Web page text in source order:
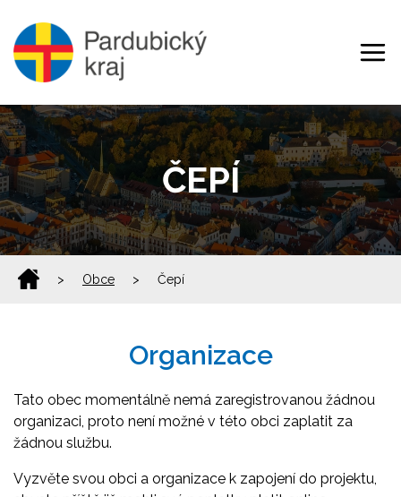
ČEPÍ
> Obce > Čepí
Organizace
Tato obec momentálně nemá zaregistrovanou žádnou
organizaci, proto není možné v této obci zaplatit za
žádnou službu.
Vyzvěte svou obci a organizace k zapojení do projektu,